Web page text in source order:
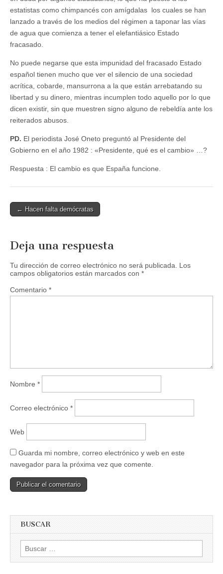
estatistas como chimpancés con amígdalas los cuales se han
lanzado a través de los medios del régimen a taponar las vías
de agua que comienza a tener el elefantiásico Estado
fracasado.
No puede negarse que esta impunidad del fracasado Estado
español tienen mucho que ver el silencio de una sociedad
acrítica, cobarde, mansurrona a la que están arrebatando su
libertad y su dinero, mientras incumplen todo aquello por lo que
dicen existir, sin que muestren signo alguno de rebeldía ante los
reiterados abusos.
PD. El periodista José Oneto preguntó al Presidente del
Gobierno en el año 1982 : «Presidente, qué es el cambio» …?
Respuesta : El cambio es que España funcione.
Post
← Hacen falta demócratas
Deja una respuesta
Tu dirección de correo electrónico no será publicada.
Los
campos obligatorios están marcados con *
Comentario *
Nombre *
Correo electrónico *
Web
Guarda mi nombre, correo electrónico y web en este
navegador para la próxima vez que comente.
BUSCAR
Buscar: